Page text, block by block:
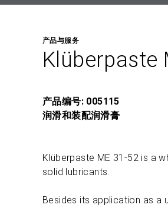
产品与服务
Klüberpaste
产品编号: 005115
润滑和装配润滑膏
Klüberpaste ME 31-52 is a
solid lubricants.
Besides its application as a